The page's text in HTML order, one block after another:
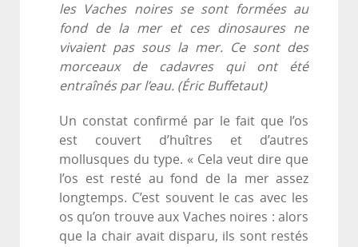
les Vaches noires se sont formées au
fond de la mer et ces dinosaures ne
vivaient pas sous la mer. Ce sont des
morceaux de cadavres qui ont été
entraînés par l’eau. (Éric Buffetaut)
Un constat confirmé par le fait que l’os
est couvert d’huîtres et d’autres
mollusques du type. « Cela veut dire que
l’os est resté au fond de la mer assez
longtemps. C’est souvent le cas avec les
os qu’on trouve aux Vaches noires : alors
que la chair avait disparu, ils sont restés